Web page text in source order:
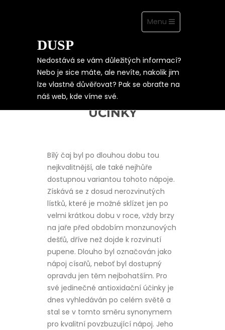
Toggle
navigation
Menu
DUSP
Nedostává se vám důležitých informací?
Nebo je sice máte, ale nevíte, nakolik jim
lze vlastně důvěřovat? Pak se obraťte na
náš web, kde víme své.
ČAJ S PROKÁZANÝMI
BLAHODÁRNÝMI
ÚČINKY
Bílý čaj byl po dlouhou dobu tou
nejkvalitnější, ale také nejhůře
dostupnou variantou tohoto nápoje.
Získává se z dosud nerozvinutých
lístků, které je možné sklízet jen po
velmi krátkou dobu v roce, vždy brzy
na jaře před obdobím monzunových
dešťů, dříve než dojde k rozvinutí
pupene. Dlouho byl označován jako
nápoj císařů, neboť byl dostupný
opravdu jen těm nejbohatším. Pro
své jedinečné antioxidační účinky je
dnes vyhledáván po celém světě a
stal se v tomto směru synonymem
pro kvalitní povzbuzující nápoj. Jeho